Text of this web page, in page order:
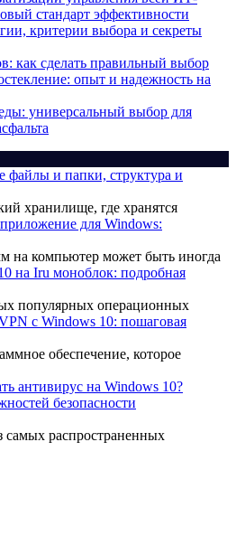
стандарт эффективности
критерии выбора и секреты
как сделать правильный выбор
опыт и надежность на
универсальный выбор для
файлы и папки, структура и
хранилище, где хранятся
для Windows:
на компьютер может быть иногда
на Iru моноблок: подробная
популярных операционных
с Windows 10: пошаговая
обеспечение, которое
антивирус на Windows 10?
безопасности
распространенных